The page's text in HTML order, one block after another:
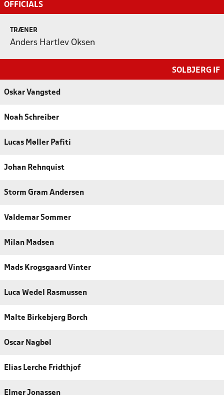
OFFICIALS
TRÆNER
Anders Hartlev Oksen
SOLBJERG IF
Oskar Vangsted
Noah Schreiber
Lucas Møller Pafiti
Johan Rehnquist
Storm Gram Andersen
Valdemar Sommer
Milan Madsen
Mads Krogsgaard Vinter
Luca Wedel Rasmussen
Malte Birkebjerg Borch
Oscar Nagbøl
Elias Lerche Fridthjof
Elmer Jonassen